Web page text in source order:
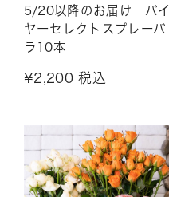
5/20以降のお届け バイ
ヤーセレクトスプレーバ
ラ10本
¥2,200 税込